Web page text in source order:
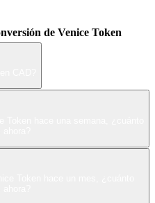
de Venice Token